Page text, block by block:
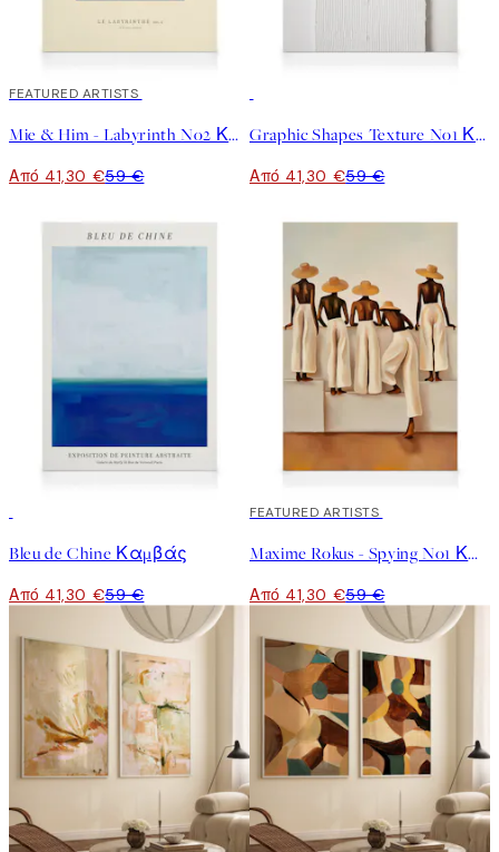
30%*
FEATURED ARTISTS
Mie & Him - Labyrinth No2 Καμβάς
Από 41,30 €59 €
Graphic Shapes Texture No1 Καμβά
Από 41,30 €59 €
Bleu de Chine Καμβάς
Από 41,30 €59 €
30%*
FEATURED ARTISTS
Maxime Rokus - Spying No1 Καμβάς
Από 41,30 €59 €